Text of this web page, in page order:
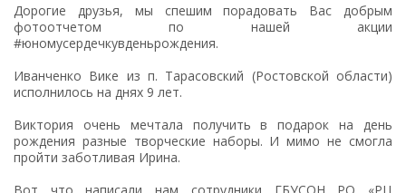
Дорогие друзья, мы спешим порадовать Вас добрым
фотоотчетом по нашей акции
#юномусердечкувденьрождения.
Иванченко Вике из п. Тарасовский (Ростовской области)
исполнилось на днях 9 лет.
Виктория очень мечтала получить в подарок на день
рождения разные творческие наборы. И мимо не смогла
пройти заботливая Ирина.